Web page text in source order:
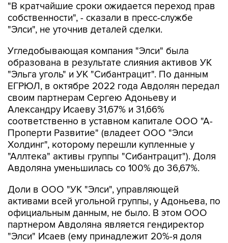
"В кратчайшие сроки ожидается переход прав
собственности", - сказали в пресс-службе
"Элси", не уточнив деталей сделки.
Угледобывающая компания "Элси" была
образована в результате слияния активов УК
"Эльга уголь" и УК "Сибантрацит". По данным
ЕГРЮЛ, в октябре 2022 года Авдолян передал
своим партнерам Сергею Адоньеву и
Александру Исаеву 31,67% и 31,66%
соответственно в уставном капитале ООО "А-
Проперти Развитие" (владеет ООО "Элси
Холдинг", которому перешли купленные у
"Аллтека" активы группы "Сибантрацит"). Доля
Авдоляна уменьшилась со 100% до 36,67%.
Доли в ООО "УК "Элси", управляющей
активами всей угольной группы, у Адоньева, по
официальным данным, не было. В этом ООО
партнером Авдоляна является гендиректор
"Элси" Исаев (ему принадлежит 20%-я доля